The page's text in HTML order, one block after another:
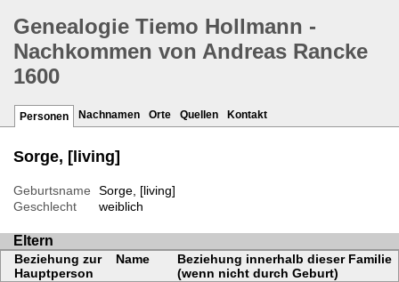
Genealogie Tiemo Hollmann -
Nachkommen von Andreas Rancke
1600
Personen Nachnamen Orte Quellen Kontakt
Sorge, [living]
Geburtsname
Sorge, [living]
Geschlecht
weiblich
Eltern
Beziehung zur
Hauptperson
Name
Beziehung innerhalb dieser Familie
(wenn nicht durch Geburt)